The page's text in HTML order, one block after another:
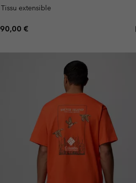
Tissu extensible
Regular price:
90,00 €